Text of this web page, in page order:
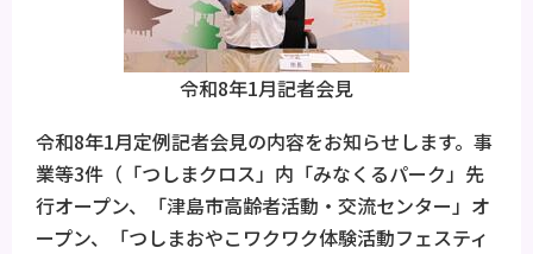
令和8年1月記者会見
令和8年1月定例記者会見の内容をお知らせします。事
業等3件（「つしまクロス」内「みなくるパーク」先
行オープン、「津島市高齢者活動・交流センター」オ
ープン、「つしまおやこワクワク体験活動フェスティ